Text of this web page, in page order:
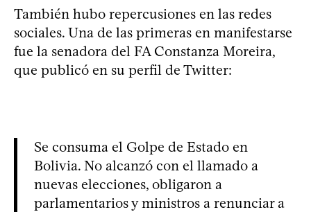
También hubo repercusiones en las redes
sociales. Una de las primeras en manifestarse
fue la senadora del FA Constanza Moreira,
que publicó en su perfil de Twitter:
Se consuma el Golpe de Estado en
Bolivia. No alcanzó con el llamado a
nuevas elecciones, obligaron a
parlamentarios y ministros a renunciar a